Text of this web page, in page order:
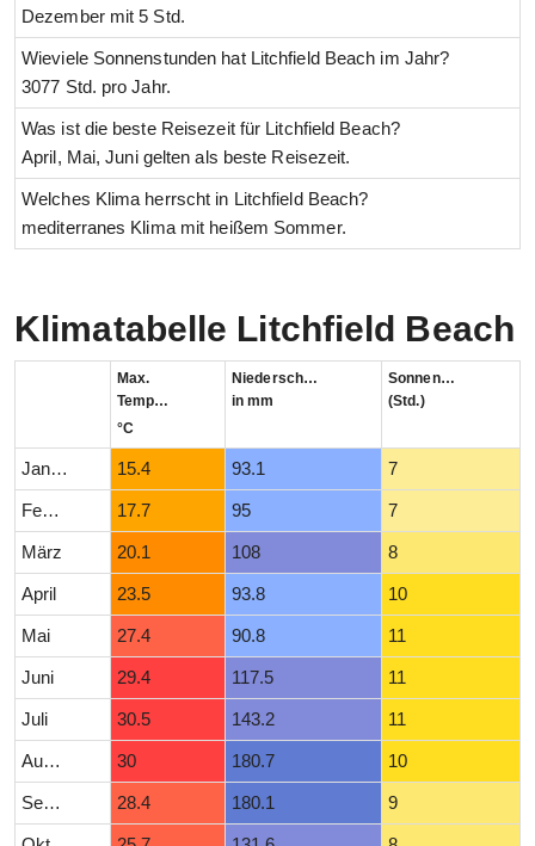
Dezember mit 5 Std.
Wieviele Sonnenstunden hat Litchfield Beach im Jahr?
3077 Std. pro Jahr.
Was ist die beste Reisezeit für Litchfield Beach?
April, Mai, Juni gelten als beste Reisezeit.
Welches Klima herrscht in Litchfield Beach?
mediterranes Klima mit heißem Sommer.
Klimatabelle Litchfield Beach
Max.
Temperatur
°C
Niederschlag
in mm
Sonnenstunden
(Std.)
Januar 15.4 93.1 7
Februar 17.7 95 7
März 20.1 108 8
April 23.5 93.8 10
Mai 27.4 90.8 11
Juni 29.4 117.5 11
Juli 30.5 143.2 11
August 30 180.7 10
September 28.4 180.1 9